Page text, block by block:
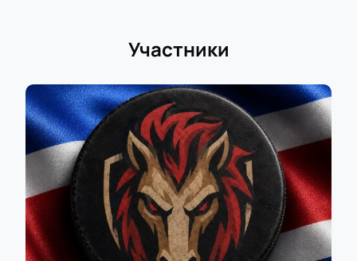
Участники